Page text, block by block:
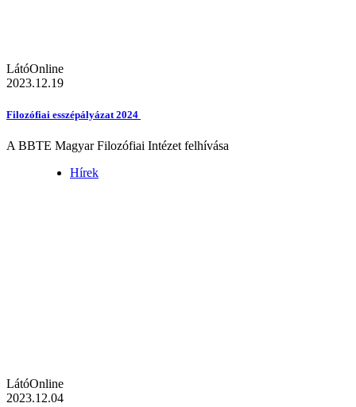
LátóOnline
2023.12.19
Filozófiai esszépályázat 2024
A BBTE Magyar Filozófiai Intézet felhívása
Hírek
LátóOnline
2023.12.04